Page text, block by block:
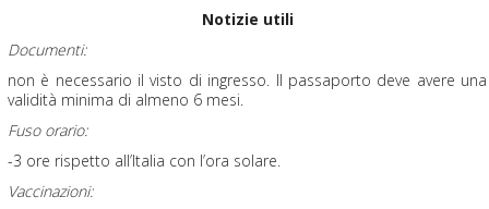
Notizie utili
Documenti:
non è necessario il visto di ingresso. Il passaporto deve avere una
validità minima di almeno 6 mesi.
Fuso orario:
-3 ore rispetto all’Italia con l’ora solare.
Vaccinazioni: